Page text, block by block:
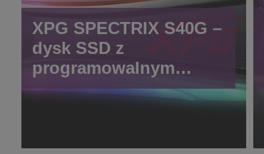
XPG SPECTRIX S40G –
dysk SSD z
programowalnym
podświetleniem RGB